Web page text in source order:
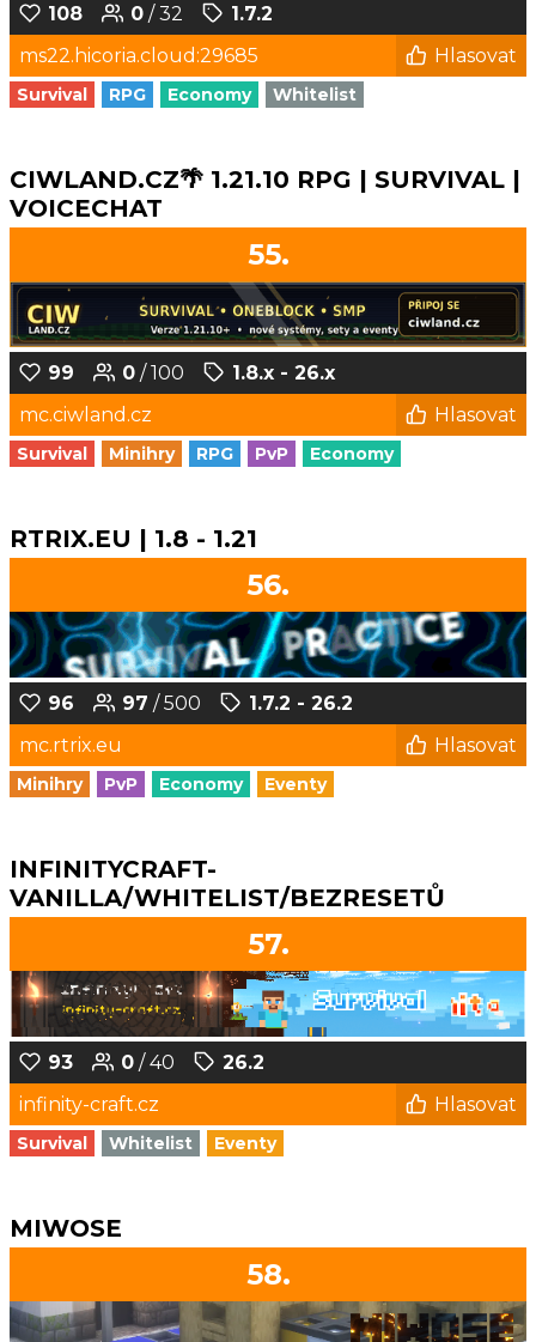
108 0 / 32
1.7.2
ms22.hicoria.cloud:29685
Hlasovat
Survival RPG Economy Whitelist
CIWLAND.CZ🌴 1.21.10 RPG | SURVIVAL |
VOICECHAT
55.
99 0 / 100
1.8.x - 26.x
mc.ciwland.cz
Hlasovat
Survival Minihry RPG PvP Economy
RTRIX.EU | 1.8 - 1.21
56.
96 97 / 500
1.7.2 - 26.2
mc.rtrix.eu
Hlasovat
Minihry PvP Economy Eventy
INFINITYCRAFT-
VANILLA/WHITELIST/BEZRESETŮ
57.
93 0 / 40
26.2
infinity-craft.cz
Hlasovat
Survival Whitelist Eventy
MIWOSE
58.